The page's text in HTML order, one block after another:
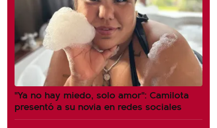
"Ya no hay miedo, solo amor": Camilota
presentó a su novia en redes sociales